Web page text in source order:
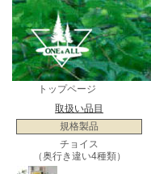
トップページ
取扱い品目
規格製品
チョイス
（奥行き違い4種類）